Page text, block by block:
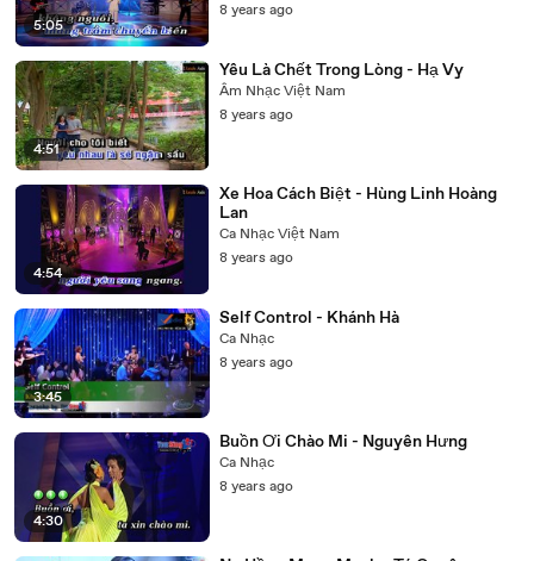
5:05
8 years ago
4:51
Yêu Là Chết Trong Lòng - Hạ Vy
Âm Nhạc Việt Nam
8 years ago
4:54
Xe Hoa Cách Biệt - Hùng Linh Hoàng
Lan
Ca Nhạc Việt Nam
8 years ago
3:45
Self Control - Khánh Hà
Ca Nhạc
8 years ago
4:30
Buồn Ơi Chào Mi - Nguyên Hưng
Ca Nhạc
8 years ago